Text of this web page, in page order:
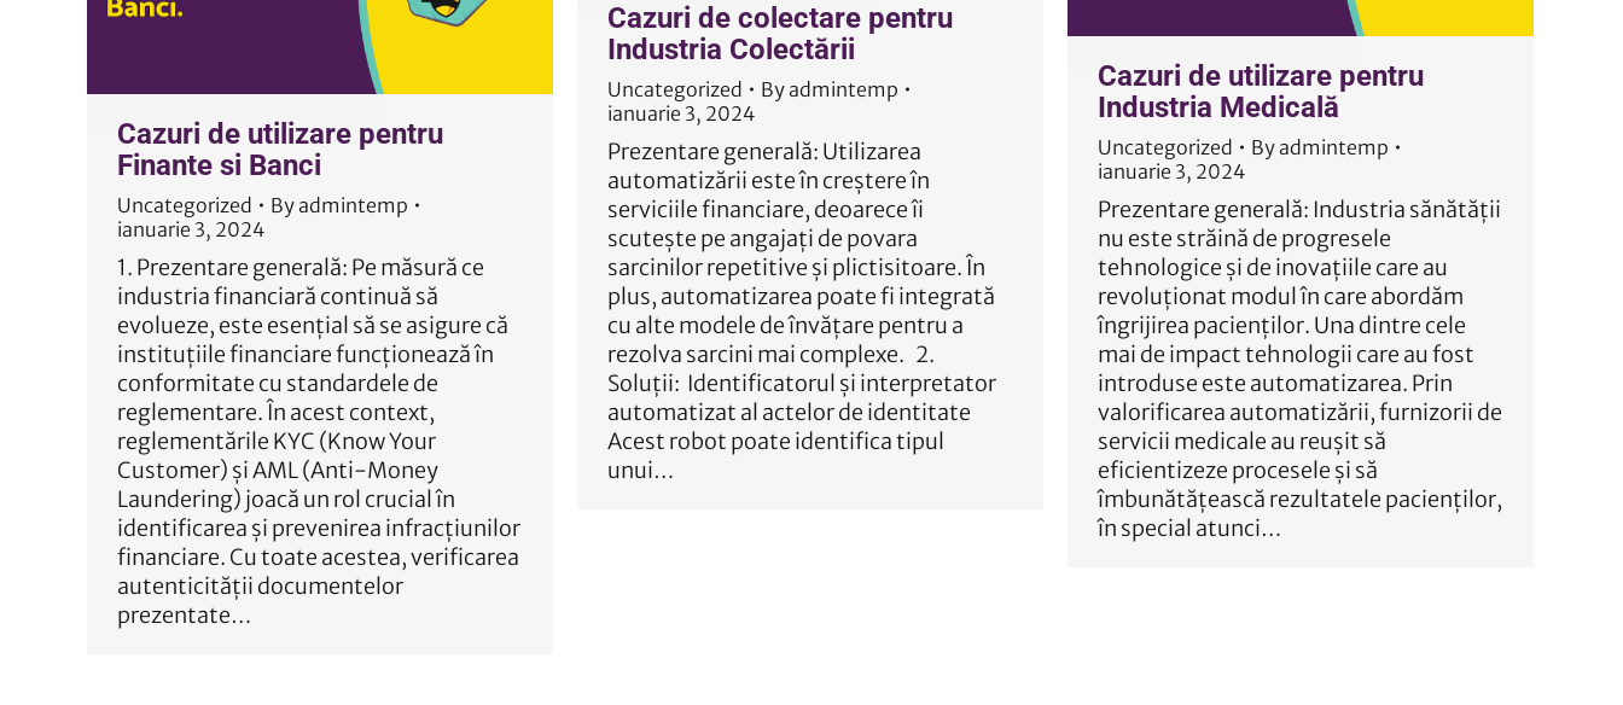
Cazuri de colectare pentru
Industria Colectării
Uncategorized By admintemp
ianuarie 3, 2024
Prezentare generală: Utilizarea
automatizării este în creștere în
serviciile financiare, deoarece îi
scutește pe angajați de povara
sarcinilor repetitive și plictisitoare. În
plus, automatizarea poate fi integrată
cu alte modele de învățare pentru a
rezolva sarcini mai complexe. 2.
Soluții: Identificatorul și interpretator
automatizat al actelor de identitate
Acest robot poate identifica tipul
unui…
Cazuri de utilizare pentru
Industria Medicală
Uncategorized By admintemp
ianuarie 3, 2024
Prezentare generală: Industria sănătății
nu este străină de progresele
tehnologice și de inovațiile care au
revoluționat modul în care abordăm
îngrijirea pacienților. Una dintre cele
mai de impact tehnologii care au fost
introduse este automatizarea. Prin
valorificarea automatizării, furnizorii de
servicii medicale au reușit să
eficientizeze procesele și să
îmbunătățească rezultatele pacienților,
în special atunci…
Cazuri de utilizare pentru
Finante si Banci
Uncategorized By admintemp
ianuarie 3, 2024
1. Prezentare generală: Pe măsură ce
industria financiară continuă să
evolueze, este esențial să se asigure că
instituțiile financiare funcționează în
conformitate cu standardele de
reglementare. În acest context,
reglementările KYC (Know Your
Customer) și AML (Anti-Money
Laundering) joacă un rol crucial în
identificarea și prevenirea infracțiunilor
financiare. Cu toate acestea, verificarea
autenticității documentelor
prezentate…